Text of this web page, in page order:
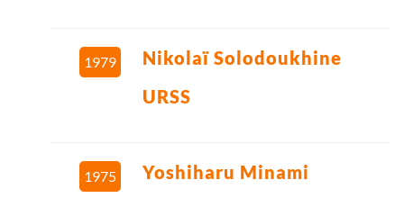
1979
Nikolaï Solodoukhine
URSS
1975
Yoshiharu Minami